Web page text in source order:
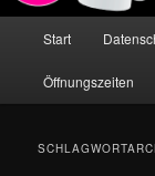
Start
Öffnungszeiten